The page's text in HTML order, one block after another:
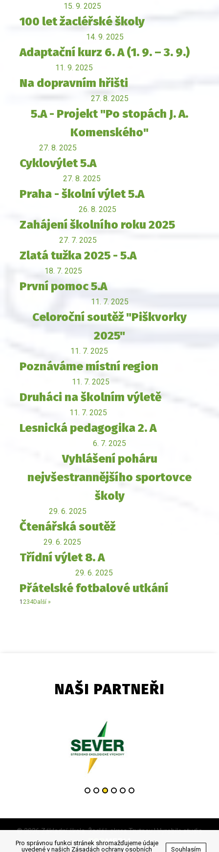
15. 9. 2025
100 let žacléřské školy
14. 9. 2025
Adaptační kurz 6. A (1. 9. – 3. 9.)
11. 9. 2025
Na dopravním hřišti
27. 8. 2025
5.A - Projekt "Po stopách J. A.
Komenského"
27. 8. 2025
Cyklovýlet 5.A
27. 8. 2025
Praha - školní výlet 5.A
26. 8. 2025
Zahájení školního roku 2025
27. 7. 2025
Zlatá tužka 2025 - 5.A
18. 7. 2025
První pomoc 5.A
11. 7. 2025
Celoroční soutěž "Piškvorky
2025"
11. 7. 2025
Poznáváme místní region
11. 7. 2025
Druháci na školním výletě
11. 7. 2025
Lesnická pedagogika 2. A
6. 7. 2025
Vyhlášení poháru
nejvšestrannějšího sportovce
školy
29. 6. 2025
Čtenářská soutěž
29. 6. 2025
Třídní výlet 8. A
29. 6. 2025
Přátelské fotbalové utkání
1 234Další »
NAŠI PARTNEŘI
© 2026 Základní škola, Žacléř, okres Trutnov | Vyrobilo studio
Pro správnou funkci stránek shromažďujeme údaje
uvedené v našich Zásadách ochrany osobních Souhlasím